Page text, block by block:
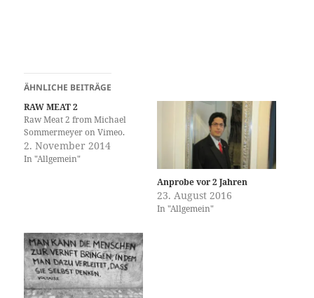
ÄHNLICHE BEITRÄGE
RAW MEAT 2
Raw Meat 2 from Michael
Sommermeyer on Vimeo.
2. November 2014
In "Allgemein"
Anprobe vor 2 Jahren
23. August 2016
In "Allgemein"